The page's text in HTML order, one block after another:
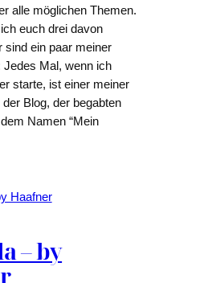
alle möglichen Themen.
euch drei davon
sind ein paar meiner
Jedes Mal, wenn ich
starte, ist einer meiner
Blog, der begabten
Namen “Mein
– by